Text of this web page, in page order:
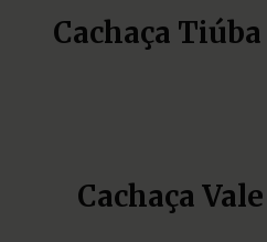
Cachaça
Cachaça